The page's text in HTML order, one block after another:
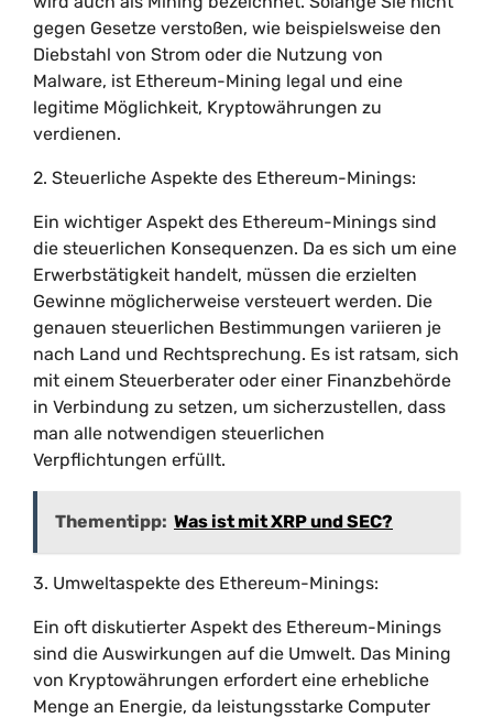
gegen Gesetze verstoßen, wie beispielsweise den
Diebstahl von Strom oder die Nutzung von
Malware, ist Ethereum-Mining legal und eine
legitime Möglichkeit, Kryptowährungen zu
verdienen.
2. Steuerliche Aspekte des Ethereum-Minings:
Ein wichtiger Aspekt des Ethereum-Minings sind
die steuerlichen Konsequenzen. Da es sich um eine
Erwerbstätigkeit handelt, müssen die erzielten
Gewinne möglicherweise versteuert werden. Die
genauen steuerlichen Bestimmungen variieren je
nach Land und Rechtsprechung. Es ist ratsam, sich
mit einem Steuerberater oder einer Finanzbehörde
in Verbindung zu setzen, um sicherzustellen, dass
man alle notwendigen steuerlichen
Verpflichtungen erfüllt.
Thementipp: Was ist mit XRP und SEC?
3. Umweltaspekte des Ethereum-Minings:
Ein oft diskutierter Aspekt des Ethereum-Minings
sind die Auswirkungen auf die Umwelt. Das Mining
von Kryptowährungen erfordert eine erhebliche
Menge an Energie, da leistungsstarke Computer